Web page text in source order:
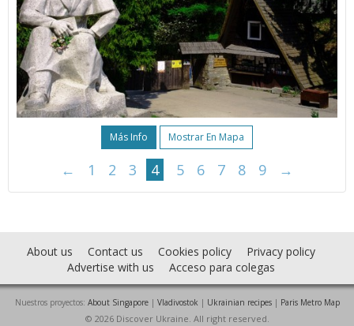
Más Info Mostrar En Mapa
← 1 2 3 4 5 6 7 8 9 →
About us Contact us Cookies policy
Privacy policy
Advertise with us
Acceso para colegas
Nuestros proyectos: About Singapore| Vladivostok | Ukrainian recipes| Paris Metro Map
© 2026 Discover Ukraine. All right reserved.